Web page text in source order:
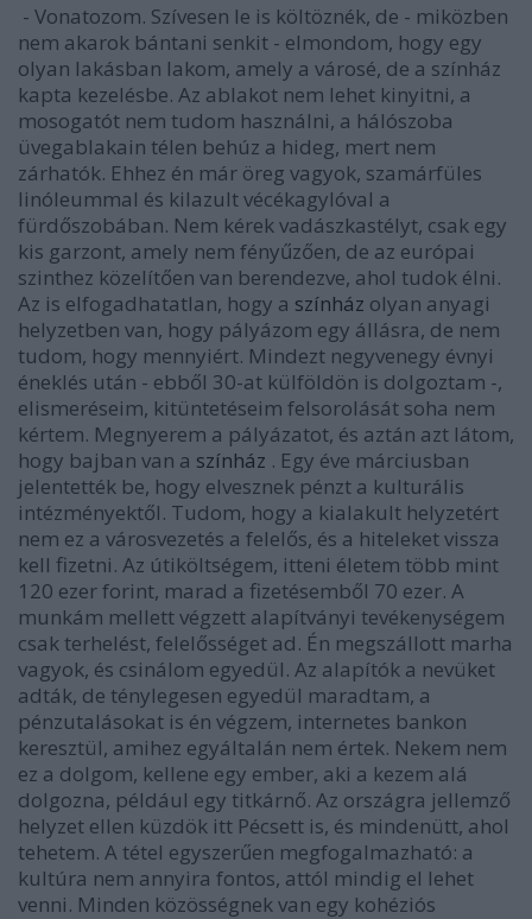
- Vonatozom. Szívesen le is költöznék, de - miközben
nem akarok bántani senkit - elmondom, hogy egy
olyan lakásban lakom, amely a városé, de a színház
kapta kezelésbe. Az ablakot nem lehet kinyitni, a
mosogatót nem tudom használni, a hálószoba
üvegablakain télen behúz a hideg, mert nem
zárhatók. Ehhez én már öreg vagyok, szamárfüles
linóleummal és kilazult vécékagylóval a
fürdőszobában. Nem kérek vadászkastélyt, csak egy
kis garzont, amely nem fényűzően, de az európai
szinthez közelítően van berendezve, ahol tudok élni.
Az is elfogadhatatlan, hogy a színház olyan anyagi
helyzetben van, hogy pályázom egy állásra, de nem
tudom, hogy mennyiért. Mindezt negyvenegy évnyi
éneklés után - ebből 30-at külföldön is dolgoztam -,
elismeréseim, kitüntetéseim felsorolását soha nem
kértem. Megnyerem a pályázatot, és aztán azt látom,
hogy bajban van a színház . Egy éve márciusban
jelentették be, hogy elvesznek pénzt a kulturális
intézményektől. Tudom, hogy a kialakult helyzetért
nem ez a városvezetés a felelős, és a hiteleket vissza
kell fizetni. Az útiköltségem, itteni életem több mint
120 ezer forint, marad a fizetésemből 70 ezer. A
munkám mellett végzett alapítványi tevékenységem
csak terhelést, felelősséget ad. Én megszállott marha
vagyok, és csinálom egyedül. Az alapítók a nevüket
adták, de ténylegesen egyedül maradtam, a
pénzutalásokat is én végzem, internetes bankon
keresztül, amihez egyáltalán nem értek. Nekem nem
ez a dolgom, kellene egy ember, aki a kezem alá
dolgozna, például egy titkárnő. Az országra jellemző
helyzet ellen küzdök itt Pécsett is, és mindenütt, ahol
tehetem. A tétel egyszerűen megfogalmazható: a
kultúra nem annyira fontos, attól mindig el lehet
venni. Minden közösségnek van egy kohéziós